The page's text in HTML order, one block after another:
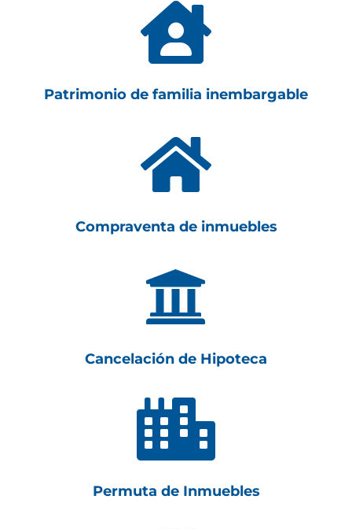

Patrimonio de familia inembargable

Compraventa de inmuebles

Cancelación de Hipoteca

Permuta de Inmuebles